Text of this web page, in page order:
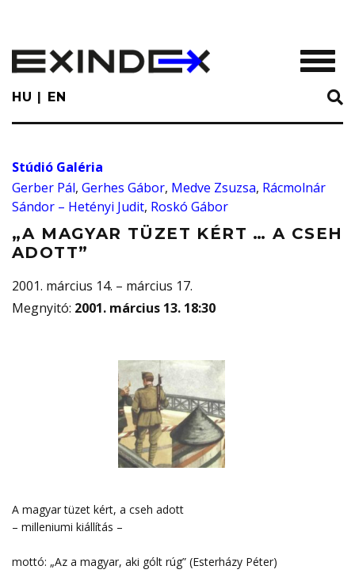
main
content
HU EN
Stúdió Galéria
Gerber Pál, Gerhes Gábor, Medve Zsuzsa, Rácmolnár
Sándor – Hetényi Judit, Roskó Gábor
„A MAGYAR TÜZET KÉRT … A CSEH
ADOTT”
2001. március 14. – március 17.
Megnyitó: 2001. március 13. 18:30
A magyar tüzet kért, a cseh adott
– milleniumi kiállítás –
mottó: „Az a magyar, aki gólt rúg” (Esterházy Péter)